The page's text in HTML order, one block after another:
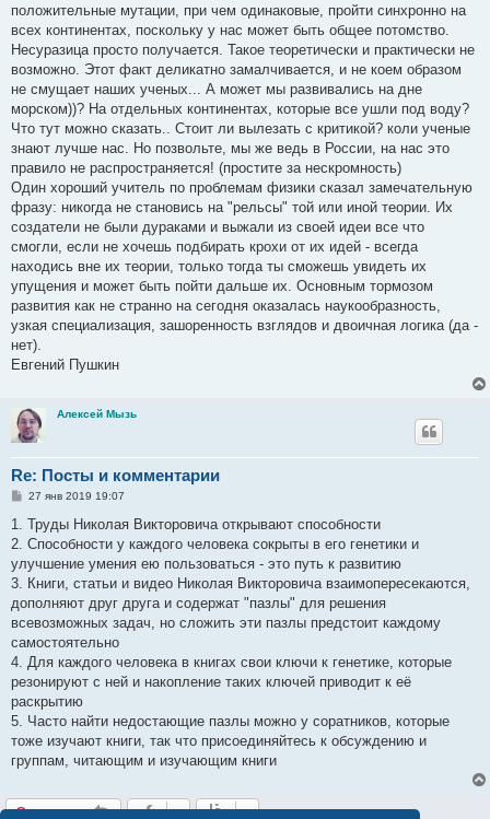
положительные мутации, при чем одинаковые, пройти синхронно на
всех континентах, поскольку у нас может быть общее потомство.
Несуразица просто получается. Такое теоретически и практически не
возможно. Этот факт деликатно замалчивается, и не коем образом
не смущает наших ученых... А может мы развивались на дне
морском))? На отдельных континентах, которые все ушли под воду?
Что тут можно сказать.. Стоит ли вылезать с критикой? коли ученые
знают лучше нас. Но позвольте, мы же ведь в России, на нас это
правило не распространяется! (простите за нескромность)
Один хороший учитель по проблемам физики сказал замечательную
фразу: никогда не становись на "рельсы" той или иной теории. Их
создатели не были дураками и выжали из своей идеи все что
смогли, если не хочешь подбирать крохи от их идей - всегда
находись вне их теории, только тогда ты сможешь увидеть их
упущения и может быть пойти дальше их. Основным тормозом
развития как не странно на сегодня оказалась наукообразность,
узкая специализация, зашоренность взглядов и двоичная логика (да -
нет).
Евгений Пушкин
Алексей Мызь
Re: Посты и комментарии
С
о
щ
е
н
и
е
27 янв 2019 19:07
1. Труды Николая Викторовича открывают способности
2. Способности у каждого человека сокрыты в его генетики и
улучшение умения ею пользоваться - это путь к развитию
3. Книги, статьи и видео Николая Викторовича взаимопересекаются,
дополняют друг друга и содержат "пазлы" для решения
всевозможных задач, но сложить эти пазлы предстоит каждому
самостоятельно
4. Для каждого человека в книгах свои ключи к генетике, которые
резонируют с ней и накопление таких ключей приводит к её
раскрытию
5. Часто найти недостающие пазлы можно у соратников, которые
тоже изучают книги, так что присоединяйтесь к обсуждению и
группам, читающим и изучающим книги
Ответить